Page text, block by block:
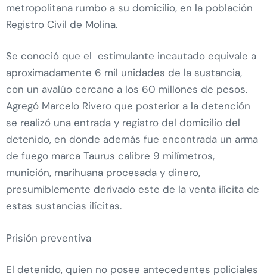
metropolitana rumbo a su domicilio, en la población
Registro Civil de Molina.
Se conoció que el estimulante incautado equivale a
aproximadamente 6 mil unidades de la sustancia,
con un avalúo cercano a los 60 millones de pesos.
Agregó Marcelo Rivero que posterior a la detención
se realizó una entrada y registro del domicilio del
detenido, en donde además fue encontrada un arma
de fuego marca Taurus calibre 9 milímetros,
munición, marihuana procesada y dinero,
presumiblemente derivado este de la venta ilícita de
estas sustancias ilícitas.
Prisión preventiva
El detenido, quien no posee antecedentes policiales